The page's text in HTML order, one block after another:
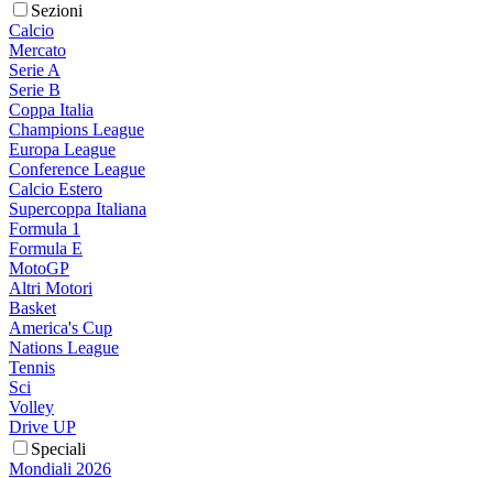
Sezioni
Calcio
Mercato
Serie A
Serie B
Coppa Italia
Champions League
Europa League
Conference League
Calcio Estero
Supercoppa Italiana
Formula 1
Formula E
MotoGP
Altri Motori
Basket
America's Cup
Nations League
Tennis
Sci
Volley
Drive UP
Speciali
Mondiali 2026